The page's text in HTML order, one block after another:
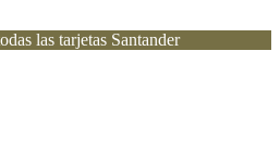
las tarjetas Santander